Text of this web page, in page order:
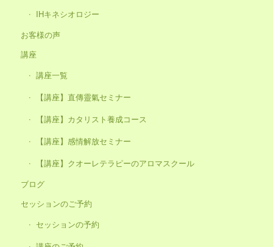
IHキネシオロジー
お客様の声
講座
講座一覧
【講座】直傳靈氣セミナー
【講座】カタリスト養成コース
【講座】感情解放セミナー
【講座】クオーレテラピーのアロマスクール
ブログ
セッションのご予約
セッションの予約